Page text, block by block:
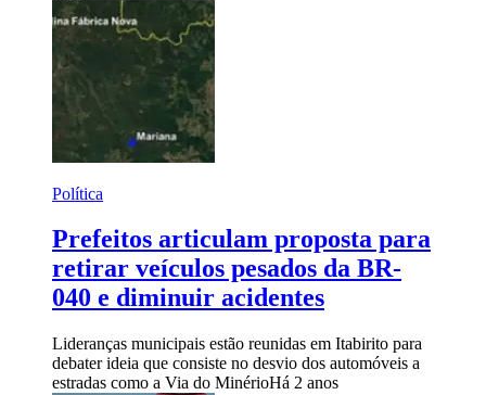
Política
Prefeitos articulam proposta para
retirar veículos pesados da BR-
040 e diminuir acidentes
Lideranças municipais estão reunidas em Itabirito para
debater ideia que consiste no desvio dos automóveis a
estradas como a Via do MinérioHá 2 anos